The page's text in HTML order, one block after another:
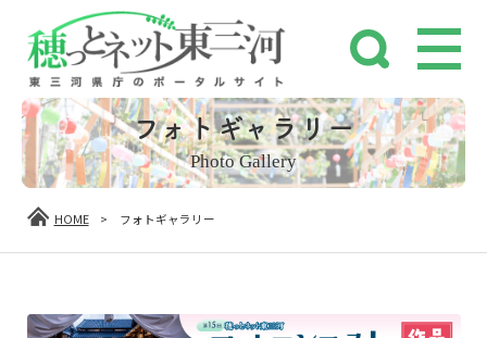
フォトギャラリー
Photo Gallery
HOME > フォトギャラリー